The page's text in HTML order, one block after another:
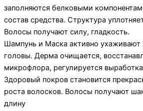
заполняются белковыми
состав средства. Структура
Волосы получают силу, гладкость.
Шампунь и Маска активно
головы. Дерма очищается,
микрофлора, регулируется
Здоровый покров становится
роста волосков. Волосы получают
длину